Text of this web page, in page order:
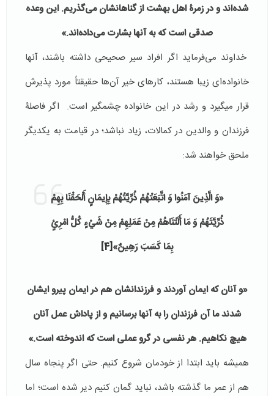
شده‌اند و در زمرۀ اهل بهشت از گناهانشان می‌گذریم. این وعده
صدقی است که به آن­ها بشارت می‌داده‌اند.»
خداوند می­‌فرماید اگر افراد سیر صحیحی داشته باشند، آن­ها
خانواده‌ای زیبا هستند، کارهای خیر آن‌ها حقیقتاً مورد پذیرش
قرار می­گیرد و رشد در این خانواده چشم­گیر است. اگر فاصلۀ
فرزندان و والدین در کمالات، زیاد نباشد؛ در قیامت به یکدیگر
ملحق خواهند شد:
«وَ الَّذِينَ آمَنُوا وَ اتَّبَعَتْهُمْ ذُرِّيَّتُهُمْ بِإِيمَانٍ أَلْحَقْنَا بِهِمْ
ذُرِّيَّتَهُمْ وَ مَا أَلَتْنَاهُمْ مِنْ عَمَلِهِمْ مِنْ شَيْءٍ كُلُّ امْرِئٍ
بِمَا كَسَبَ رَهِينٌ»[4]
«و آنان که ایمان آوردند و فرزندانشان هم در ایمان پیرو ایشان
شدند ما آن فرزندان را به آن­ها برسانیم و از پاداش عمل آنان
هیچ نکاهیم. هر نفسی در گرو عملی است که اندوخته است.»
همیشه باید ابتدا از خودمان شروع کنیم. حتی اگر پنجاه سال
هم از عمر ما گذشته باشد، نباید گمان کنیم دیر شده است؛ اما